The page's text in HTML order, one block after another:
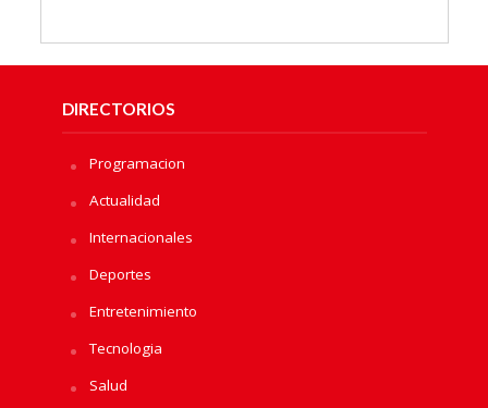
DIRECTORIOS
Programacion
Actualidad
Internacionales
Deportes
Entretenimiento
Tecnologia
Salud